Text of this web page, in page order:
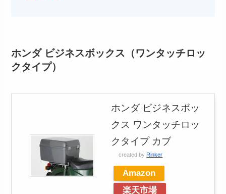
ホンダ ビジネスボックス（ワンタッチロッ
クタイプ）
ホンダ ビジネスボッ
クス ワンタッチロッ
クタイプ カブ
created by Rinker
Amazon
楽天市場